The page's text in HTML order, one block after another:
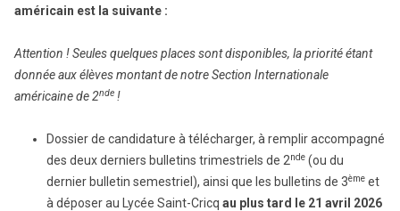
américain est la suivante :
Attention ! Seules quelques places sont disponibles, la priorité étant
donnée aux élèves montant de notre Section Internationale
américaine de 2nde !
Dossier de candidature à télécharger, à remplir accompagné
des deux derniers bulletins trimestriels de 2nde (ou du
dernier bulletin semestriel), ainsi que les bulletins de 3ème et
à déposer au Lycée Saint-Cricq au plus tard le 21 avril 2026